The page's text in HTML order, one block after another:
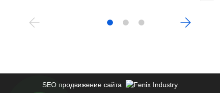
SEO продвижение сайта